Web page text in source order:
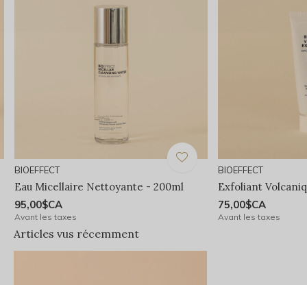
BIOEFFECT
Eau Micellaire Nettoyante - 200ml
95,00$CA
Avant les taxes
BIOEFFECT
Exfoliant
75,00$CA
Avant les taxes
Articles vus récemment